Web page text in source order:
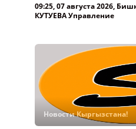
09:25, 07 августа 2026,
КУТУЕВА Управление
Новости Кыргызстана!